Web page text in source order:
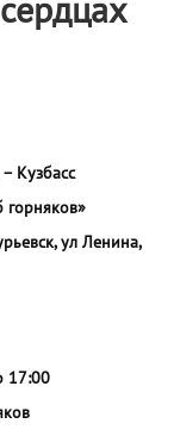
Кузбасс
горняков»
ул Ленина,
17:00